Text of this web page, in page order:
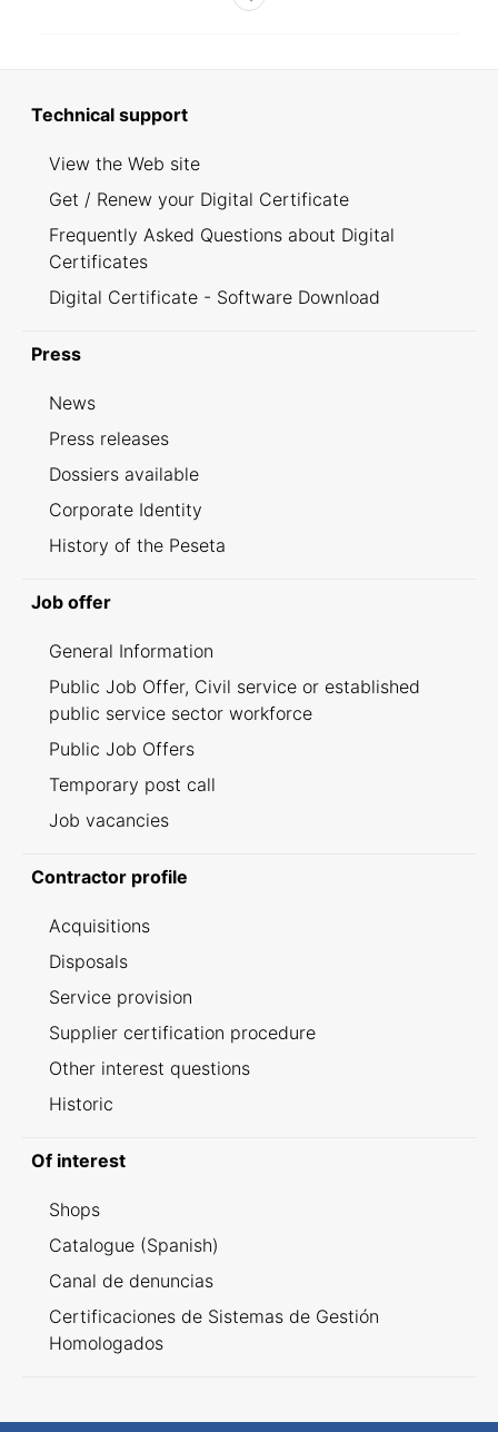
Technical support
View the Web site
Get / Renew your Digital Certificate
Frequently Asked Questions about Digital
Certificates
Digital Certificate - Software Download
Press
News
Press releases
Dossiers available
Corporate Identity
History of the Peseta
Job offer
General Information
Public Job Offer, Civil service or established
public service sector workforce
Public Job Offers
Temporary post call
Job vacancies
Contractor profile
Acquisitions
Disposals
Service provision
Supplier certification procedure
Other interest questions
Historic
Of interest
Shops
Catalogue (Spanish)
Canal de denuncias
Certificaciones de Sistemas de Gestión
Homologados